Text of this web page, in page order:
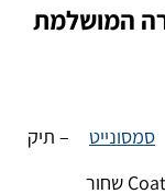
המושלמת
סמסונייט
– תיק